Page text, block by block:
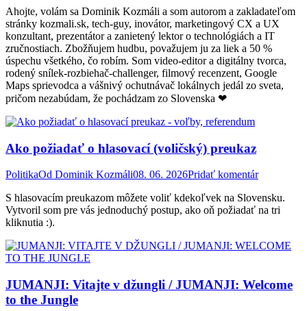
Ahojte, volám sa Dominik Kozmáli a som autorom a zakladateľom
stránky kozmali.sk, tech-guy, inovátor, marketingový CX a UX
konzultant, prezentátor a zanietený lektor o technológiách a IT
zručnostiach. Zbožňujem hudbu, považujem ju za liek a 50 %
úspechu všetkého, čo robím. Som video-editor a digitálny tvorca,
rodený snílek-rozbiehač-challenger, filmový recenzent, Google
Maps sprievodca a vášnivý ochutnávač lokálnych jedál zo sveta,
pričom nezabúdam, že pochádzam zo Slovenska ❤
Ako požiadať o hlasovací (voličský) preukaz
PolitikaOd Dominik Kozmáli08. 06. 2026Pridať komentár
S hlasovacím preukazom môžete voliť kdekoľvek na Slovensku.
Vytvoril som pre vás jednoduchý postup, ako oň požiadať na tri
kliknutia :).
JUMANJI: Vitajte v džungli / JUMANJI: Welcome
to the Jungl‪e